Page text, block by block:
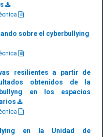
sobre el cyberbullying
resilientes a partir de
obtenidos de la
en los espacios
en la Unidad de